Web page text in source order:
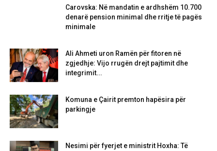
Carovska: Në mandatin e ardhshëm 10.700
denarë pension minimal dhe rritje të pagës
minimale
Ali Ahmeti uron Ramën për fitoren në
zgjedhje: Vijo rrugën drejt pajtimit dhe
integrimit...
Komuna e Çairit premton hapësira për
parkingje
Nesimi për fyerjet e ministrit Hoxha: Të